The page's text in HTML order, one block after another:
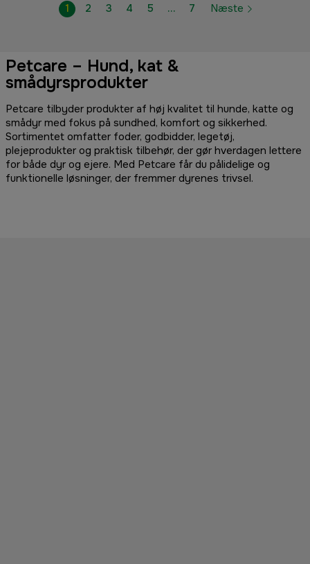
1
2 3 4 5 … 7 Næste
Petcare – Hund, kat &
smådyrsprodukter
Petcare tilbyder produkter af høj kvalitet til hunde, katte og
smådyr med fokus på sundhed, komfort og sikkerhed.
Sortimentet omfatter foder, godbidder, legetøj,
plejeprodukter og praktisk tilbehør, der gør hverdagen lettere
for både dyr og ejere. Med Petcare får du pålidelige og
funktionelle løsninger, der fremmer dyrenes trivsel.